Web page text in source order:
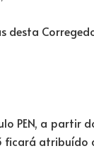
desta
PEN, a partir
ficará